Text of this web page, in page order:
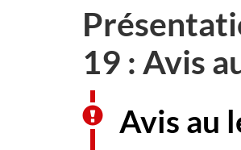
19 : Avis
Avis au